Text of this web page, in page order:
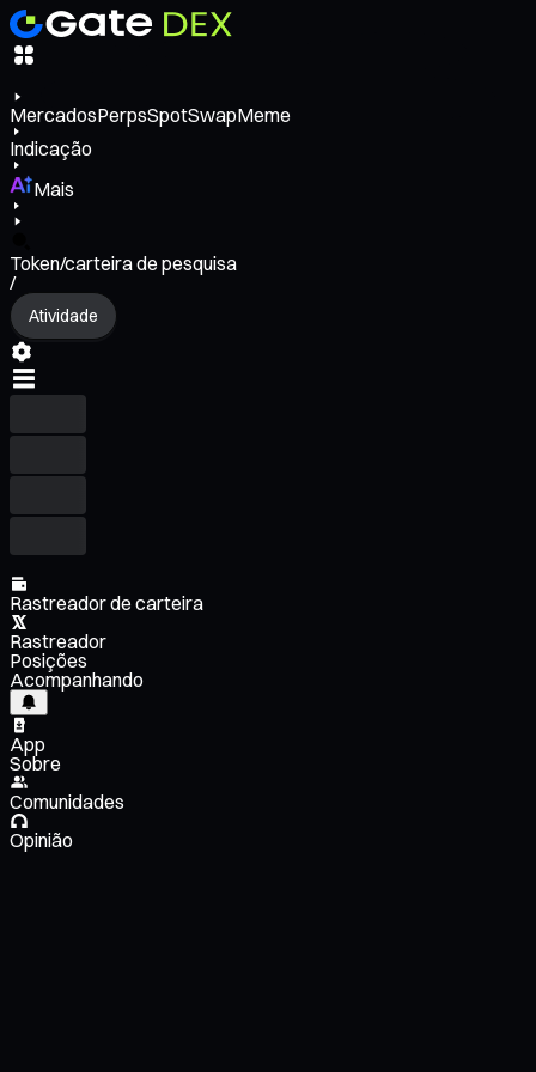
MercadosPerpsSpotSwapMeme
Indicação
Mais
Token/carteira de pesquisa
/
Atividade
Rastreador de carteira
Rastreador
Posições
Acompanhando
App
Sobre
Comunidades
Opinião